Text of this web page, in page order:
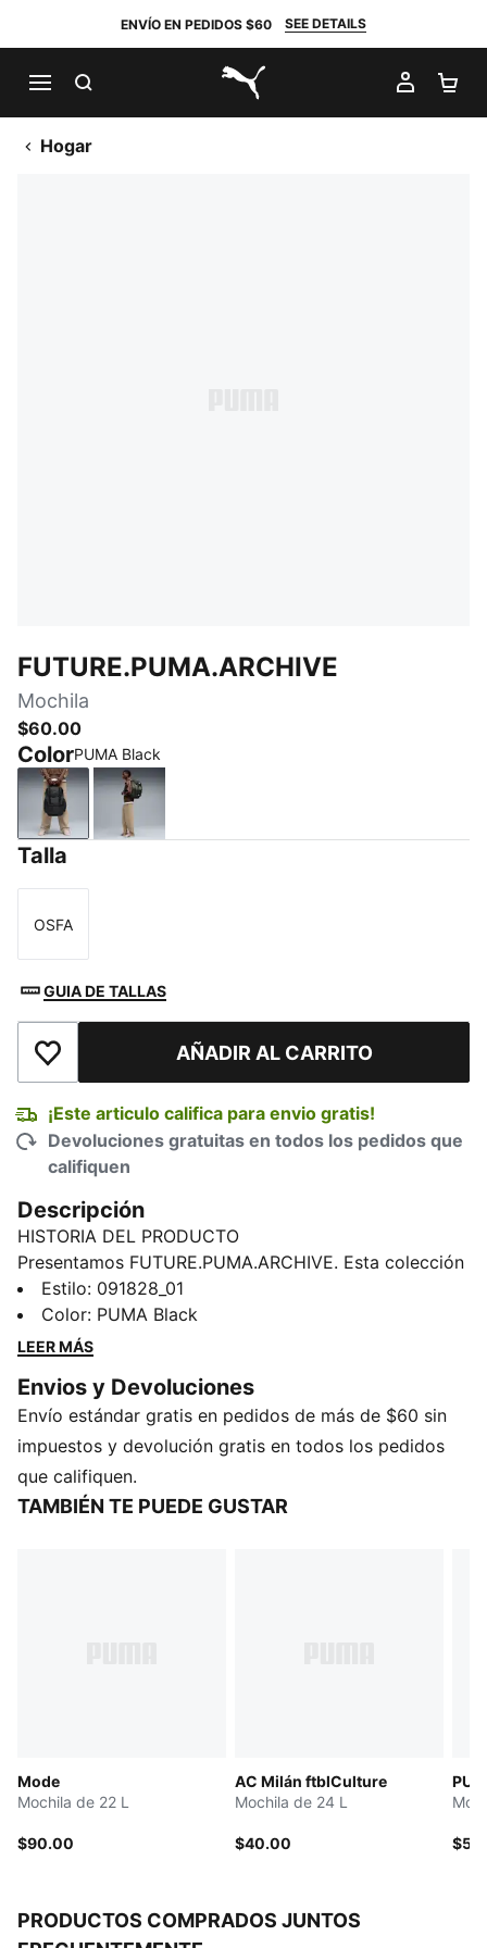
ENVÍO EN PEDIDOS $60 SEE DETAILS
PUMA.com
MI
Hogar
FUTURE.PUMA.ARCHIVE
Mochila
$60.00
ColorPUMA Black
PUMA Black
Talla
Talla
OSFA
GUIA DE TALLAS
Añadir a la lista de deseosAÑADIR AL CARRITO
¡Este articulo califica para envio gratis!
Devoluciones gratuitas en todos los pedidos que
califiquen
Descripción
HISTORIA DEL PRODUCTO
Presentamos FUTURE.PUMA.ARCHIVE. Esta colección
de inspiración urbana fusiona la esencia de nuestro
pasado con las posibilidades infinitas del futuro. Con
look retro, pero progresista, estas prendas están acá
CARACTERÍSTICAS Y BENEFICIOS
Producto fabricado con al menos un 50% de
materiales reciclados
DETALLES
Compartimento principal con solapa, cordón elástico
Estilo: 091828_01
Color: PUMA Black
LEER MÁS
Envios y Devoluciones
Envío estándar gratis en pedidos de más de $60 sin
impuestos y devolución gratis en todos los pedidos
que califiquen.
TAMBIÉN TE PUEDE GUSTAR
Mode
Mochila de 22 L
$90.00
AC Milán ftblCulture
Mochila de 24 L
$40.00
PRODUCTOS COMPRADOS JUNTOS